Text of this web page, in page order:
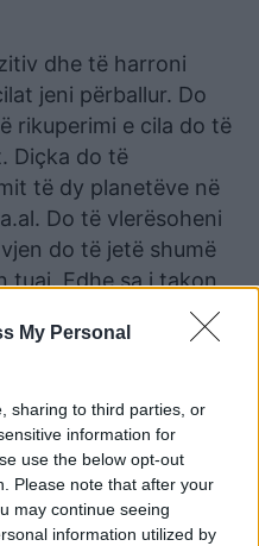
My Personal
sharing to third parties, or
information for
use the below opt-out
Please note that after your
may continue seeing
information utilized by
dhe të harroni
jeni përballur. Do
rikuperimi e cila do të
Diçka do të
të dy planetëve në
Do të vlerësoheni
do të jetë shumë
tuaj. Edhe sa i takon
për shkak se disa
bindin se problemi
Shumë nga të lindurit
së dytë të muajit do